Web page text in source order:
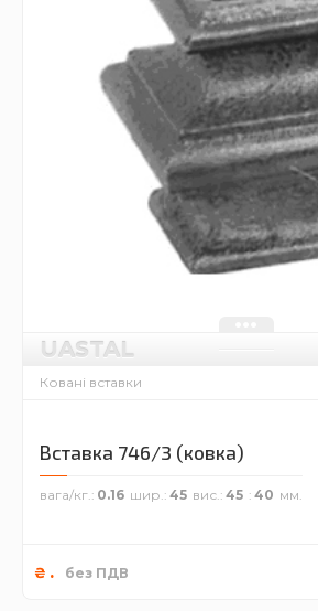
UASTAL
Ковані вставки
Вставка 746/3 (ковка)
вага/кг. 0.16 шир. 45 вис. 45 40
₴ . без ПДВ